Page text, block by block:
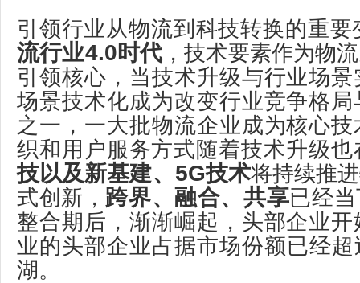
引领行业从物流到科技转换的重
流行业4.0时代 ，技术要素作为物
引领核心，当技术升级与行业场
场景技术化成为改变行业竞争格
之一，一大批物流企业成为核心
织和用户服务方式随着技术升级
技以及新基建、5G技术将持续推
式创新， 跨界、融合、共享已经
整合期后，渐渐崛起，头部企业
业的头部企业占据市场份额已经
湖。